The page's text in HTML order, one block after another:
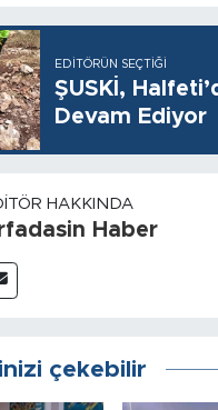
EDITÖRÜN SEÇTIĞI
ŞUSKİ,
Devam Ediyor
HAKKINDA
Haber
çekebilir